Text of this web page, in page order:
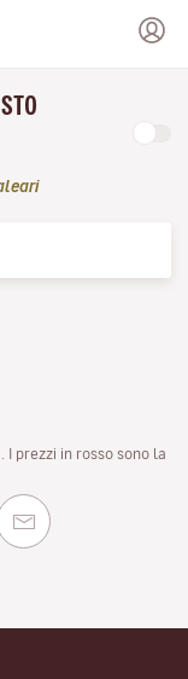
prezzi in rosso sono la